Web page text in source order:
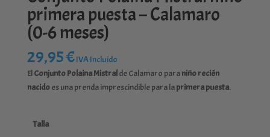
primera puesta – Calamaro
(0-6 meses)
29,95€IVA Incluído
El Conjunto Polaina Mistral de Calamaro paraniño recién
nacidoes una prenda imprescindible para laprimera puesta.
Talla